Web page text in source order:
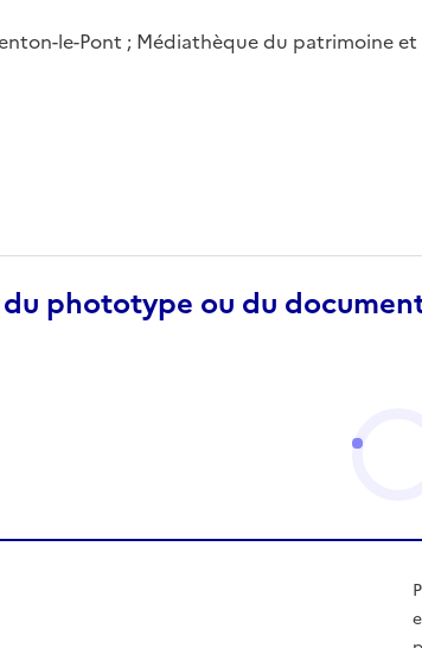
le-Pont ; Médiathèque du patrimoine
phototype ou du